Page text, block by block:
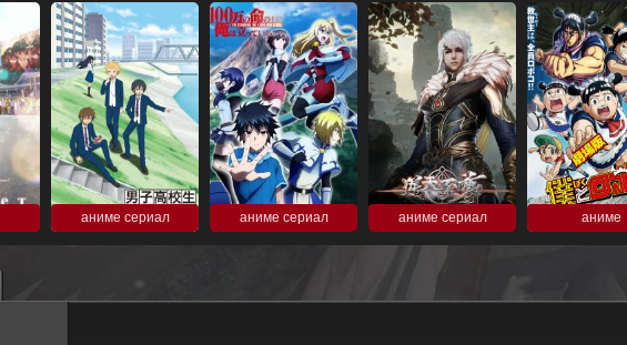
аниме сериал аниме сериал аниме сериал аниме